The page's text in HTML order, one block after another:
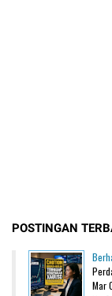
POSTINGAN
Mar